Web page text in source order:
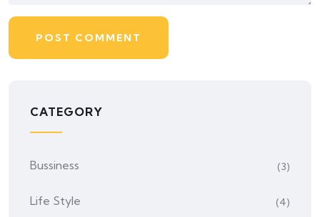
CATEGORY
Bussiness (3)
Life Style (4)